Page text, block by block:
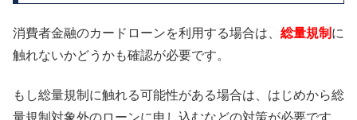
消費者金融のカードローンを利用する場合は、 総量規制 に
触れないかどうかも確認が必要です。
もし総量規制に触れる可能性がある場合は、はじめから総